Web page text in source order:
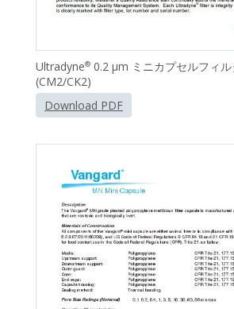
Ultradyne® 0.2 μm ミニカプセルフィ
(CM2/CK2)
Download PDF